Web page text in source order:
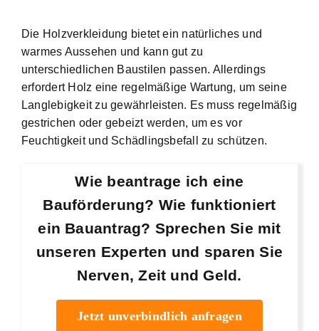
Die Holzverkleidung bietet ein natürliches und
warmes Aussehen und kann gut zu
unterschiedlichen Baustilen passen. Allerdings
erfordert Holz eine regelmäßige Wartung, um seine
Langlebigkeit zu gewährleisten. Es muss regelmäßig
gestrichen oder gebeizt werden, um es vor
Feuchtigkeit und Schädlingsbefall zu schützen.
Wie beantrage ich eine
Bauförderung? Wie funktioniert
ein Bauantrag? Sprechen Sie mit
unseren Experten und sparen Sie
Nerven, Zeit und Geld.
Jetzt unverbindlich anfragen